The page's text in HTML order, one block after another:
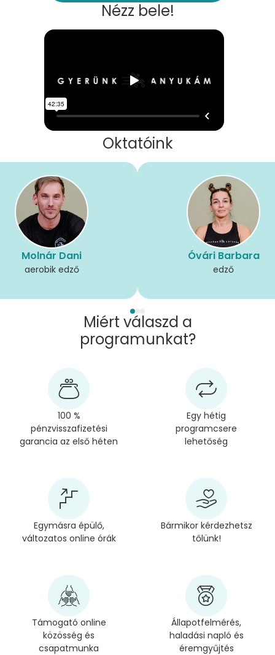
Nézz bele!
Oktatóink
Molnár Dani
aerobik edző
Óvári Barbara
edző
Miért válaszd a
programunkat?
100 %
pénzvisszafizetési
garancia az első héten
Egy hétig
programcsere
lehetőség
Egymásra épülő,
változatos online órák
Bármikor kérdezhetsz
tőlünk!
Támogató online
közösség és
csapatmunka
Állapotfelmérés,
haladási napló és
éremgyűjtés